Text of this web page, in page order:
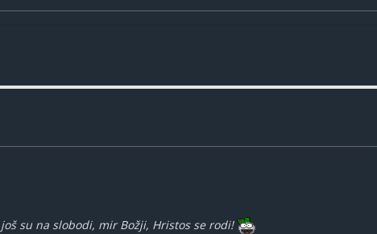
su na slobodi, mir Božji, Hristos se rodi!